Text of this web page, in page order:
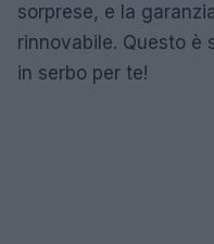
sorprese, e la
rinnovabile. Questo è
in serbo per te!